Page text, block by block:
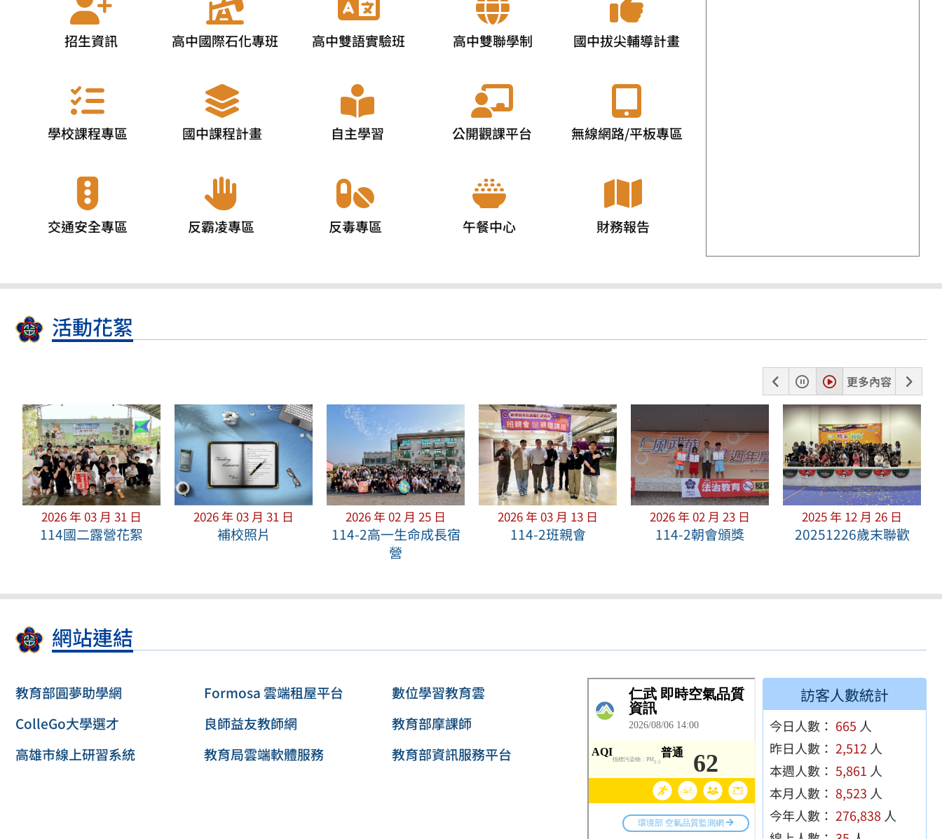
招生資訊 高中國際石化專班 高中雙語實驗班 高中雙聯學制 國中拔尖輔導計畫
學校課程專區 國中課程計畫 自主學習 公開觀課平台 無線網路/平板專區
交通安全專區 反霸凌專區 反毒專區 午餐中心 財務報告
活動花絮
一
張
暫
停
播
放
更多內容
下
一
張
2026 年 03 月 31 日
114國二露營花絮
2026 年 03 月 31 日
補校照片
2026 年 02 月 25 日
114-2高一生命成長宿
營
2026 年 03 月 13 日
114-2班親會
2026 年 02 月 23 日
114-2朝會頒獎
2025 年 12 月 26 日
20251226歲末聯歡
網站連結
教育部圓夢助學網 Formosa 雲端租屋平台
數位學習教育雲
ColleGo大學選才
良師益友教師網
教育部摩課師
高雄市線上研習系統
教育局雲端軟體服務 教育部資訊服務平台
訪客人數統計
今日人數： 665 人
昨日人數： 2,512 人
本週人數： 5,861 人
本月人數： 8,523 人
今年人數： 276,838 人